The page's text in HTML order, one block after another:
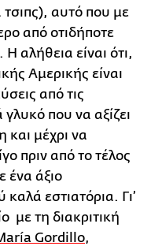
αυτό που με
από οτιδήποτε
αλήθεια είναι ότι,
Αμερικής είναι
από τις
που να αξίζει
μέχρι να
πριν από το τέλος
ένα άξιο
εστιατόρια. Γι’
με τη διακριτική
Gordillo,